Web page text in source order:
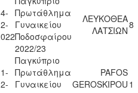
Πρωτάθλημα
Γυναικείου
Ποδοσφαίρου
2022/23
ΛΕΥΚΟΘΕΑ
ΛΑΤΣΙΩΝ8
Παγκύπριο
Πρωτάθλημα
Γυναικείου
PAFOS
GEROSKIPOU 1